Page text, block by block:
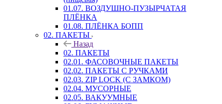
01.07. ВОЗДУШНО-ПУЗЫРЧАТАЯ
ПЛЁНКА
01.08. ПЛЁНКА БОПП
02. ПАКЕТЫ
Назад
02. ПАКЕТЫ
02.01. ФАСОВОЧНЫЕ ПАКЕТЫ
02.02. ПАКЕТЫ С РУЧКАМИ
02.03. ZIP LOСK (С ЗАМКОМ)
02.04. МУСОРНЫЕ
02.05. ВАКУУМНЫЕ